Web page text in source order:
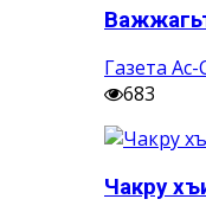
Газета
683
Чакру